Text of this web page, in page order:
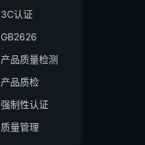
3C认证
GB2626
产品质量检测
产品质检
强制性认证
质量管理